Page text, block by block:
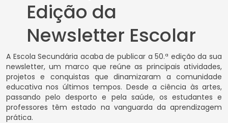
Edição da
Newsletter Escolar
A Escola Secundária acaba de publicar a 50.ª edição da sua
newsletter, um marco que reúne as principais atividades,
projetos e conquistas que dinamizaram a comunidade
educativa nos últimos tempos. Desde a ciência às artes,
passando pelo desporto e pela saúde, os estudantes e
professores têm estado na vanguarda da aprendizagem
prática.